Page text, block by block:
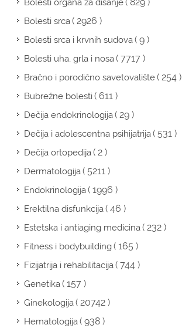
Bolesti organa za disanje
Bolesti srca( 2926 )
Bolesti srca i krvnih sudova( 9 )
Bolesti uha, grla i nosa( 7717 )
Bračno i porodično savetovalište( 254 )
Bubrežne bolesti( 611 )
Dečija endokrinologija( 29 )
Dečija i adolescentna psihijatrija( 531 )
Dečija ortopedija( 2 )
Dermatologija( 5211 )
Endokrinologija( 1996 )
Erektilna disfunkcija( 46 )
Estetska i antiaging medicina( 232 )
Fitness i bodybuilding( 165 )
Fizijatrija i rehabilitacija( 744 )
Genetika( 157 )
Ginekologija( 20742 )
Hematologija( 938 )